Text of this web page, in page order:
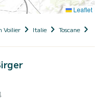
Leaflet
Voilier Italie Toscane